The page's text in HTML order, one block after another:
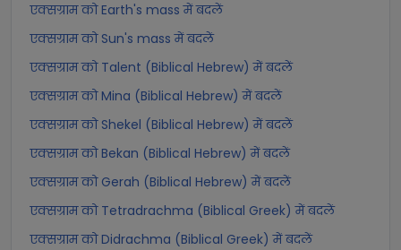
एक्सग्राम को Earth's mass में बदलें
एक्सग्राम को Sun's mass में बदलें
एक्सग्राम को Talent (Biblical Hebrew) में बदलें
एक्सग्राम को Mina (Biblical Hebrew) में बदलें
एक्सग्राम को Shekel (Biblical Hebrew) में बदलें
एक्सग्राम को Bekan (Biblical Hebrew) में बदलें
एक्सग्राम को Gerah (Biblical Hebrew) में बदलें
एक्सग्राम को Tetradrachma (Biblical Greek) में बदलें
एक्सग्राम को Didrachma (Biblical Greek) में बदलें